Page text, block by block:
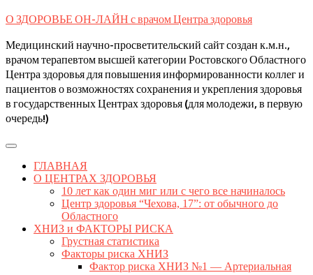
Skip
content
О ЗДОРОВЬЕ ОН-ЛАЙН с врачом Центра здоровья
Медицинский научно-просветительский сайт создан к.м.н.,
врачом терапевтом высшей категории Ростовского Областного
Центра здоровья для повышения информированности коллег и
пациентов о возможностях сохранения и укрепления здоровья
в государственных Центрах здоровья (для молодежи, в первую
очередь!)
Open
ButtonГЛАВНАЯ
О ЦЕНТРАХ ЗДОРОВЬЯ
10 лет как один миг или с чего все начиналось
Центр здоровья “Чехова, 17”: от обычного до
Областного
ХНИЗ и ФАКТОРЫ РИСКА
Грустная статистика
Факторы риска ХНИЗ
Фактор риска ХНИЗ №1 — Артериальная